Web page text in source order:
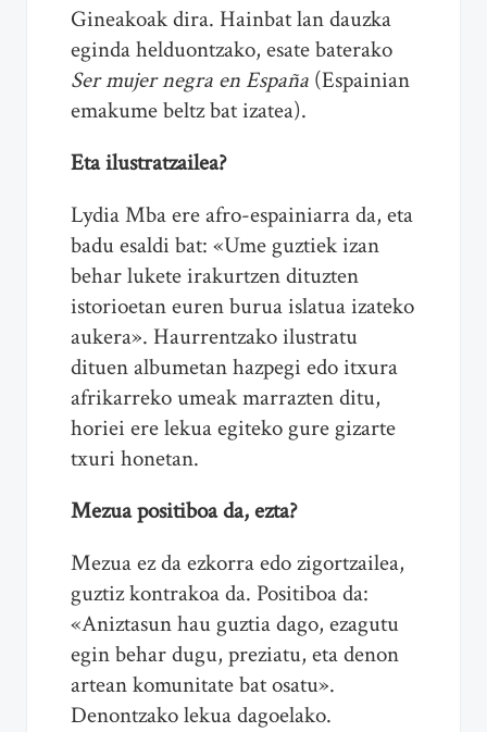
Gineakoak dira. Hainbat lan dauzka
eginda helduontzako, esate baterako
Ser mujer negra en España (Espainian
emakume beltz bat izatea).
Eta ilustratzailea?
Lydia Mba ere afro-espainiarra da, eta
badu esaldi bat: «Ume guztiek izan
behar lukete irakurtzen dituzten
istorioetan euren burua islatua izateko
aukera». Haurrentzako ilustratu
dituen albumetan hazpegi edo itxura
afrikarreko umeak marrazten ditu,
horiei ere lekua egiteko gure gizarte
txuri honetan.
Mezua positiboa da, ezta?
Mezua ez da ezkorra edo zigortzailea,
guztiz kontrakoa da. Positiboa da:
«Aniztasun hau guztia dago, ezagutu
egin behar dugu, preziatu, eta denon
artean komunitate bat osatu».
Denontzako lekua dagoelako.